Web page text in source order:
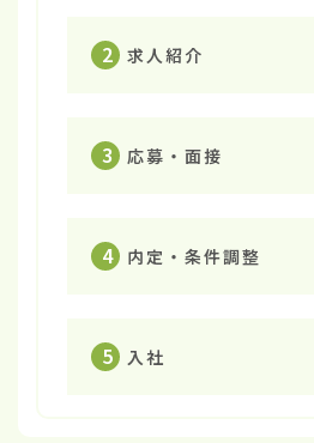
2 求人紹介
3 応募・面接
4 内定・条件調整
5 入社